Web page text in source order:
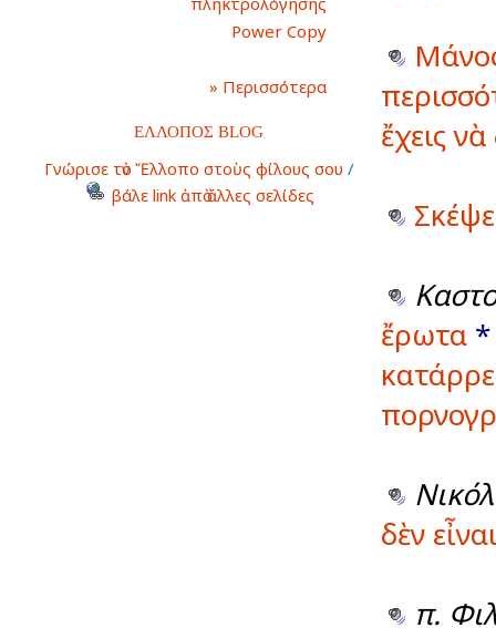
Power Copy
» Περισσότερα
ΕΛΛΟΠΟΣ BLOG
Γνώρισε τὸν Ἔλλοπο στοὺς φίλους σου /
βάλε link ἀπὸ ἄλλες σελίδες
ἔχεις
ἔρωτα
δὲν
π.